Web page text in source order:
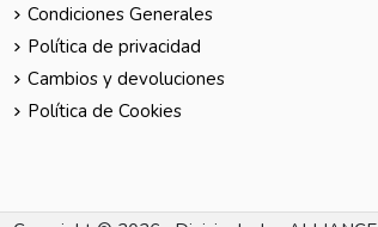
Condiciones Generales
Política de privacidad
Cambios y devoluciones
Política de Cookies